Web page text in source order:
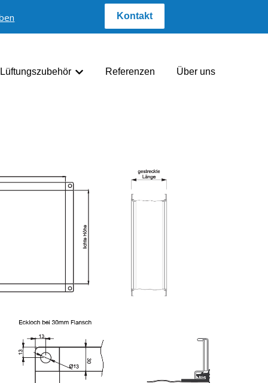
Kontakt
anzeigen
Lüftungszubehör Untermenü für Lüftungszubehör anzeigen
Referenzen Über uns